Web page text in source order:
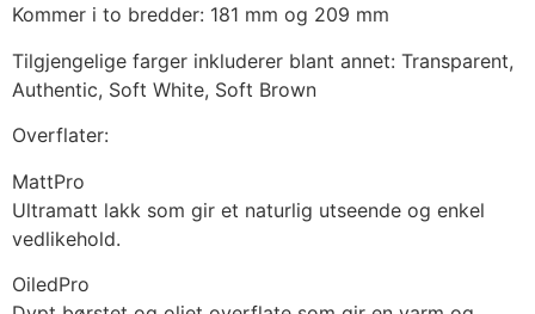
Kommer i to bredder: 181 mm og 209 mm
Tilgjengelige farger inkluderer blant annet: Transparent,
Authentic, Soft White, Soft Brown
Overflater:
MattPro
Ultramatt lakk som gir et naturlig utseende og enkel
vedlikehold.
OiledPro